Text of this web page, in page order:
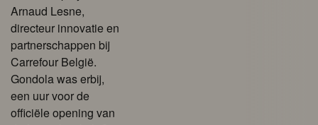
Arnaud Lesne,
directeur innovatie en
partnerschappen bij
Carrefour België.
Gondola was erbij,
een uur voor de
officiële opening van